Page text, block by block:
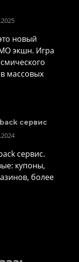
новый
экшн. Игра
массовых
сервис
сервис.
купоны,
более